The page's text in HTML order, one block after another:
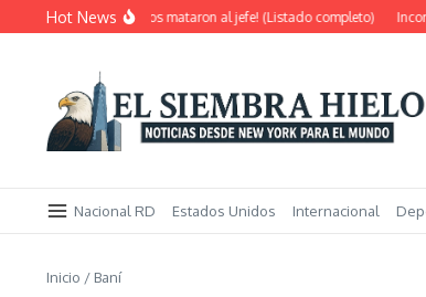
Saltar al contenido
Hot News
del 30 de mayo; ¡Estos mataron al jefe! (Listado completo)
Nacional RD Estados Unidos Internacional
Inicio / Baní